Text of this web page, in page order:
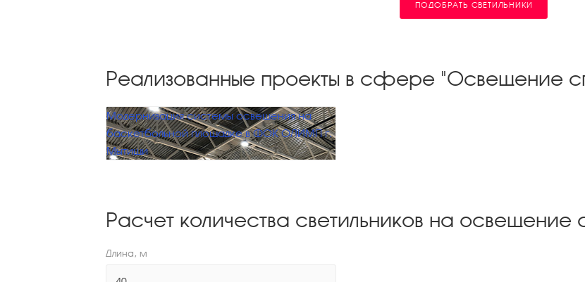
ПОДОБРАТЬ СВЕТИЛЬНИКИ
Реализованные проекты в сфере "Освещение
Модернизация системы освещения на
баскетбольной площадке в ФОК ОЛИМП г.
Мытищи
Расчет количества светильников на
Длина, м